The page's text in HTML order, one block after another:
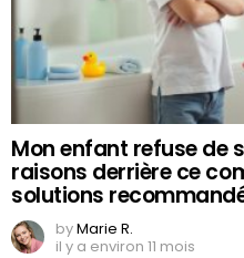
Mon enfant refuse de
raisons derrière ce
solutions
byMarie R.
il y a environ 11 mois